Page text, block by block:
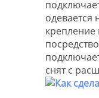
одевается
крепление
снят с